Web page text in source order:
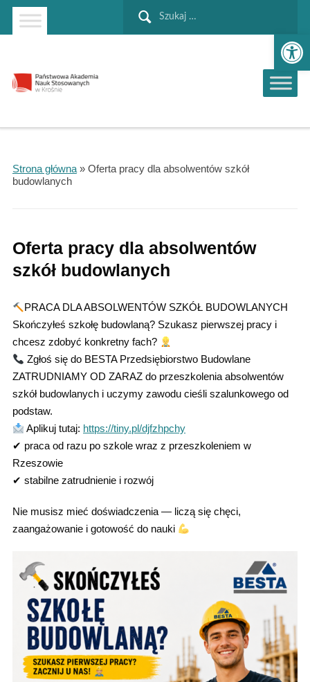
Strona główna
Przejdź do wyszukiwarki
Przejdź do menu głównego
Szukaj:
Strona główna» Oferta pracy dla absolwentów szkół
budowlanych
Oferta pracy dla absolwentów
szkół budowlanych
PRACA DLA ABSOLWENTÓW SZKÓŁ BUDOWLANYCH
Skończyłeś szkołę budowlaną? Szukasz pierwszej pracy i
chcesz zdobyć konkretny fach?
Zgłoś się do BESTA Przedsiębiorstwo Budowlane
ZATRUDNIAMY OD ZARAZ do przeszkolenia absolwentów
szkół budowlanych i uczymy zawodu cieśli szalunkowego od
podstaw.
Aplikuj tutaj: https://tiny.pl/djfzhpchy
✔ praca od razu po szkole wraz z przeszkoleniem w
Rzeszowie
✔ stabilne zatrudnienie i rozwój
Nie musisz mieć doświadczenia — liczą się chęci,
zaangażowanie i gotowość do nauki